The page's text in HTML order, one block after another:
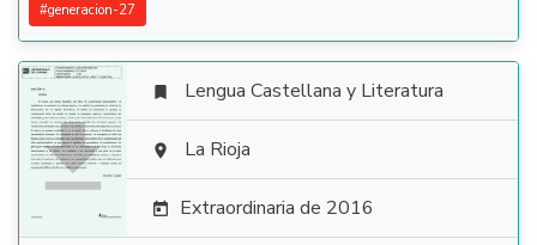
#generacion-27

 Lengua Castellana y Literatura
 La Rioja
 Extraordinaria de 2016